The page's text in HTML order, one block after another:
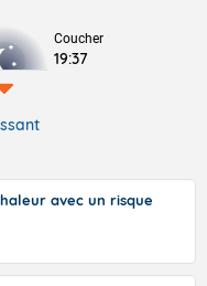
Coucher
19:37
avec un risque